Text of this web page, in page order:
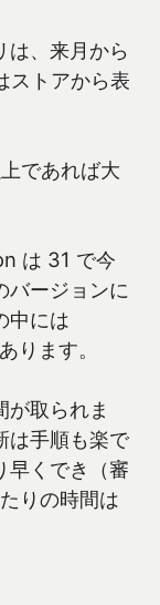
、来月から
ストアから表
であれば大
は 31 で今
バージョンに
中には
ます。
が取られま
は手順も楽で
早くでき（審
りの時間は